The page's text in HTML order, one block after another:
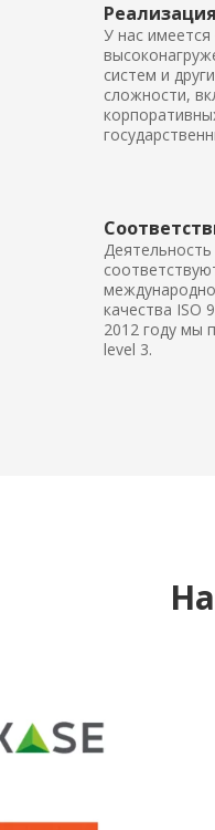
качества ISO
2012 году мы
level 3.
У нас
систем и
сложности,